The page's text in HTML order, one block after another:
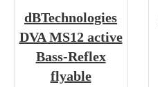
dBTechnologies
DVA MS12 active
Bass-Reflex
flyable